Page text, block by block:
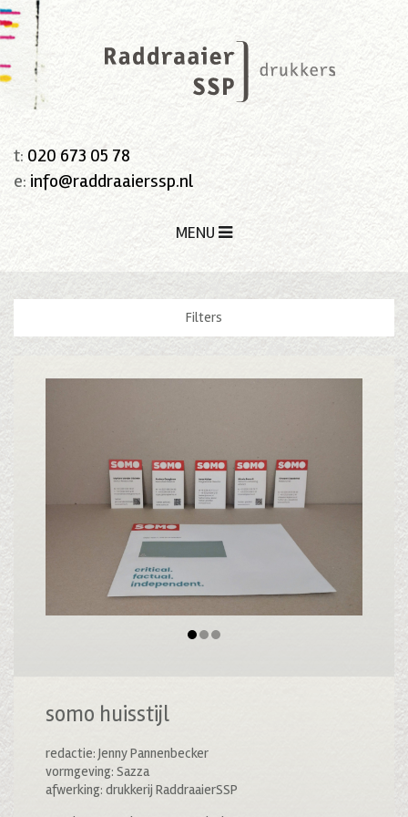
t: 020 673 05 78
e: info@raddraaierssp.nl
MENU
Filters
somo huisstijl
redactie: Jenny Pannenbecker
vormgeving: Sazza
afwerking: drukkerij RaddraaierSSP